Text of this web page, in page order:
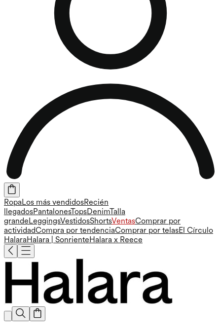
RopaLos más vendidosRecién
llegadosPantalonesTopsDenimTalla
grandeLeggingsVestidosShortsVentasComprar por
actividadCompra por tendenciaComprar por telasEl Círculo
HalaraHalara | SonrienteHalara x Reece